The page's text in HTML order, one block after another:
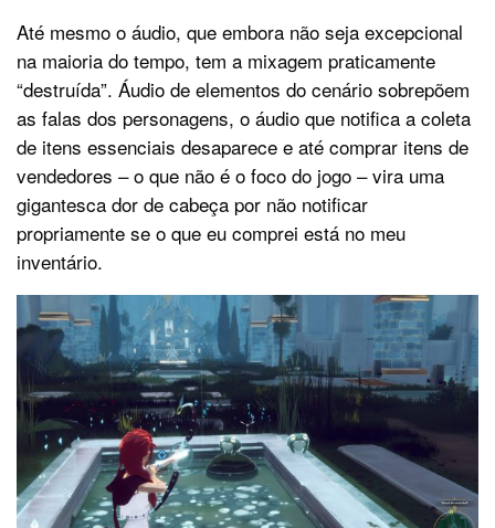
Até mesmo o áudio, que embora não seja excepcional
na maioria do tempo, tem a mixagem praticamente
“destruída”. Áudio de elementos do cenário sobrepõem
as falas dos personagens, o áudio que notifica a coleta
de itens essenciais desaparece e até comprar itens de
vendedores – o que não é o foco do jogo – vira uma
gigantesca dor de cabeça por não notificar
propriamente se o que eu comprei está no meu
inventário.